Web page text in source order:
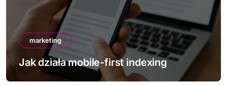
marketing
Jak działa mobile-first indexing